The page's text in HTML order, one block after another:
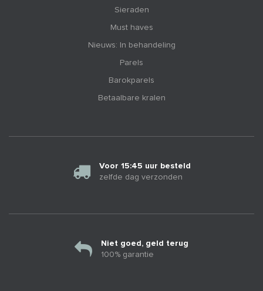
Sieraden
Must haves
Nieuws: In behandeling
Parels
Barokparels
Betaalbare kralen
Voor 15:45 uur besteld
zelfde dag verzonden
Niet goed, geld terug
100% garantie